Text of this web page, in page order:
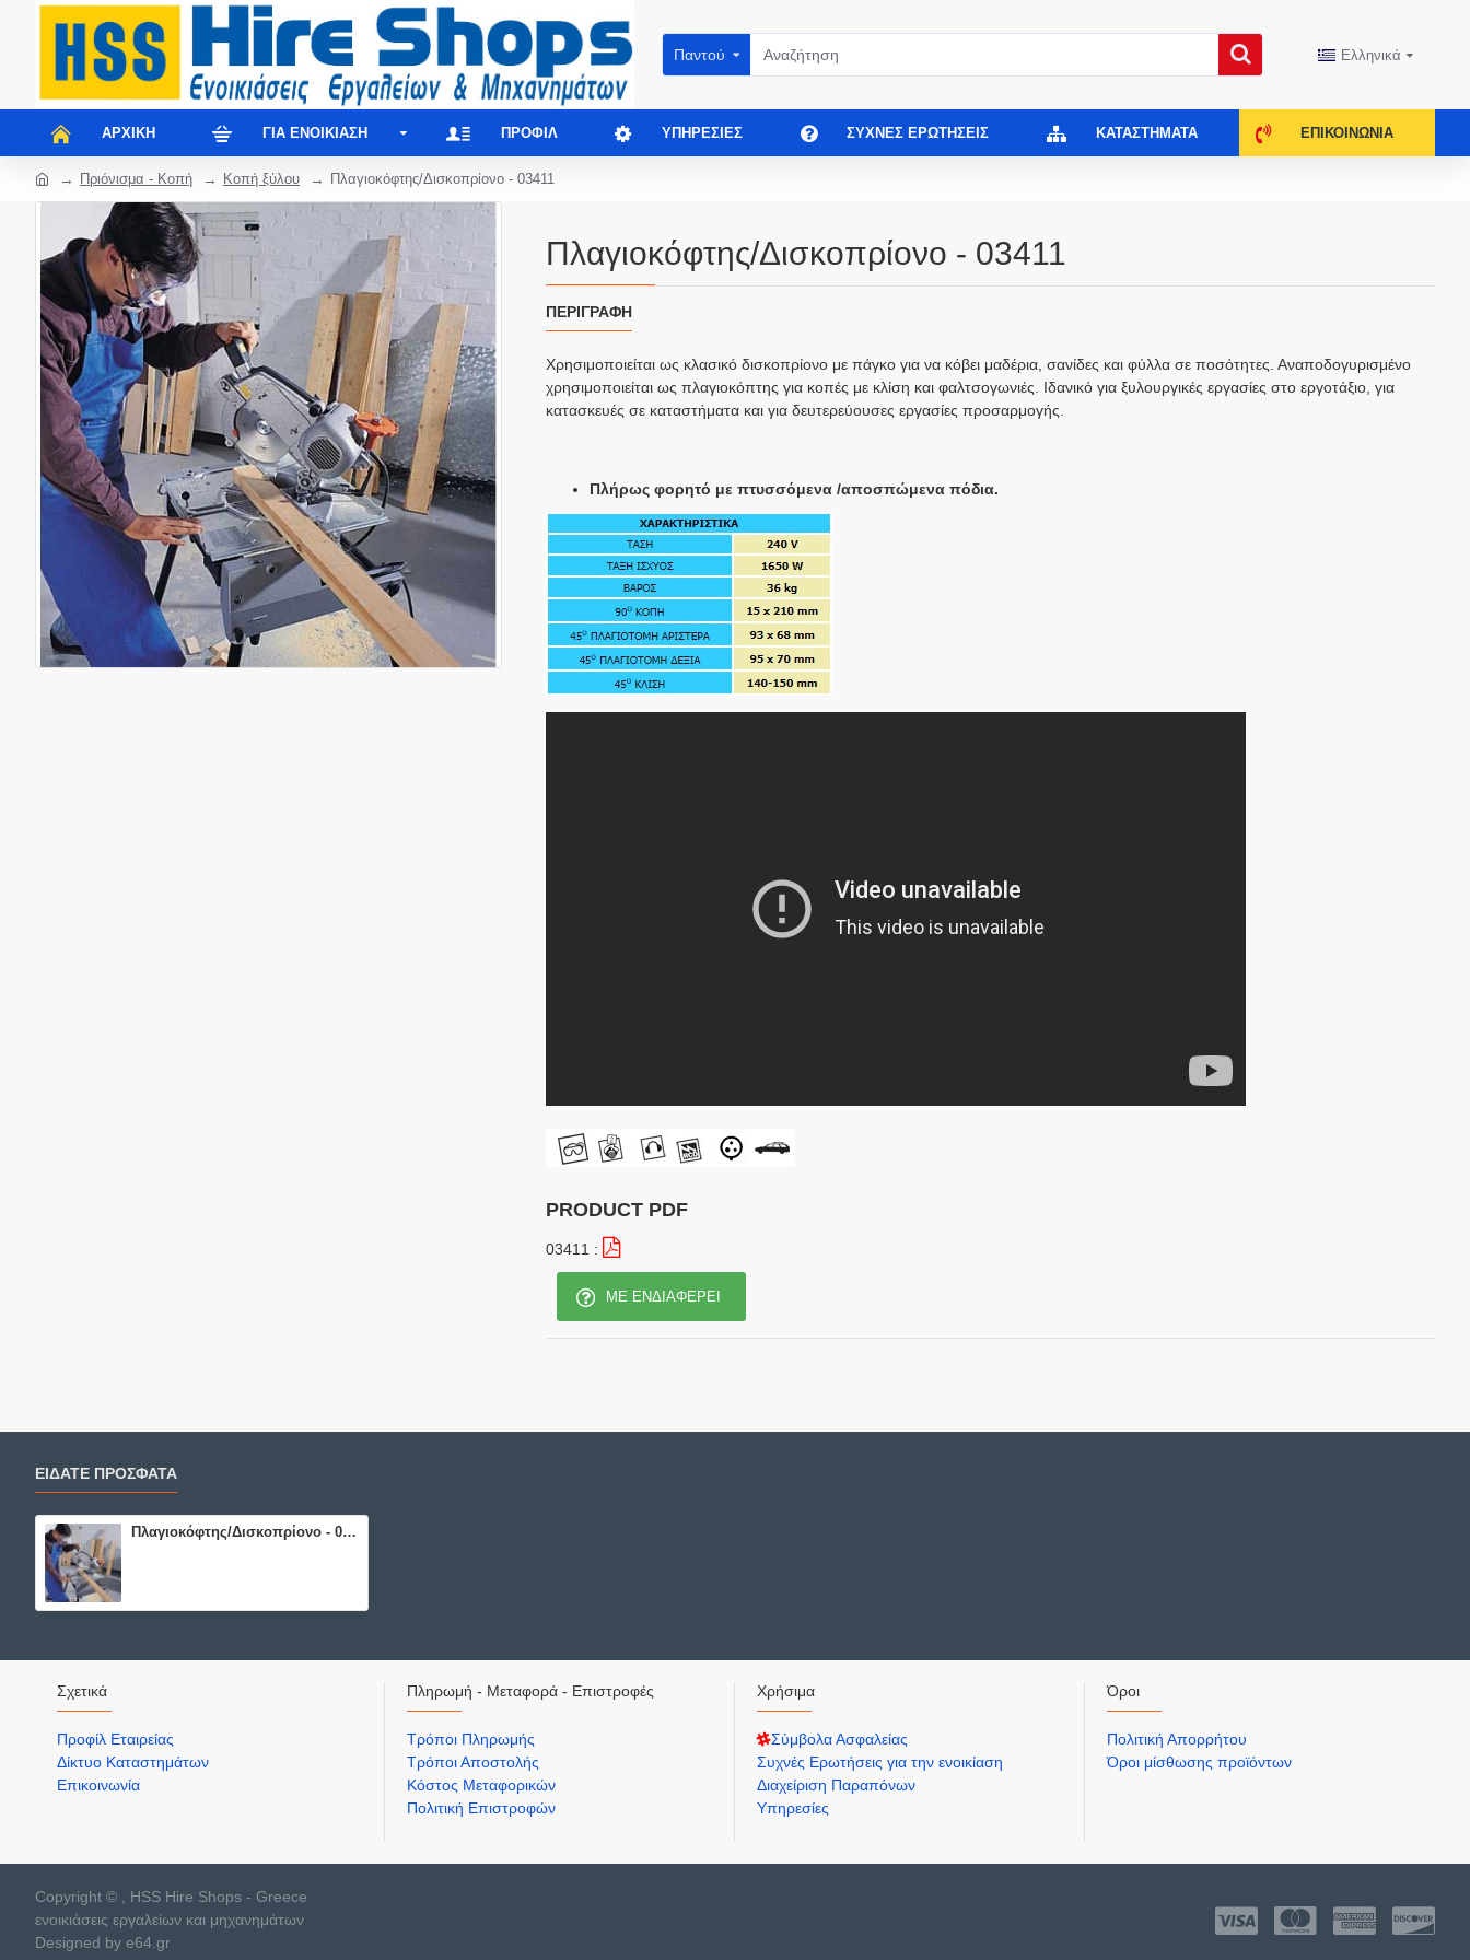
Παντού Ελληνικά
ΑΡΧΙΚΉ ΓΙΑ ΕΝΟΙΚΊΑΣΗ ΠΡΟΦΊΛ ΥΠΗΡΕΣΊΕΣ ΣΥΧΝΈΣ ΕΡΩΤΉΣΕΙΣ ΚΑΤΑΣΤΉΜΑΤΑ ΕΠΙΚΟΙΝΩΝΊΑ
Πριόνισμα - Κοπή Κοπή ξύλου Πλαγιοκόφτης/Δισκοπρίονο - 03411
Πλαγιοκόφτης/Δισκοπρίονο - 03411
ΠΕΡΙΓΡΑΦΉ
Χρησιμοποιείται ως κλασικό δισκοπρίονο με πάγκο για να κόβει μαδέρια, σανίδες και φύλλα σε ποσότητες. Αναποδογυρισμένο
χρησιμοποιείται ως πλαγιοκόπτης για κοπές με κλίση και φαλτσογωνιές. Ιδανικό για ξυλουργικές εργασίες στο εργοτάξιο, για
κατασκευές σε καταστήματα και για δευτερεύουσες εργασίες προσαρμογής.
Πλήρως φορητό με πτυσσόμενα /αποσπώμενα πόδια.
PRODUCT PDF
03411 :
ΜΕ ΕΝΔΙΑΦΈΡΕΙ
ΕΙΔΑΤΕ ΠΡΟΣΦΑΤΑ
Πλαγιοκόφτης/Δισκοπρίονο - 03411
Σχετικά
Προφίλ Εταιρείας
Δίκτυο Καταστημάτων
Επικοινωνία
Πληρωμή - Μεταφορά - Επιστροφές
Τρόποι Πληρωμής
Τρόποι Αποστολής
Κόστος Μεταφορικών
Πολιτική Επιστροφών
Χρήσιμα
Σύμβολα Ασφαλείας
Συχνές Ερωτήσεις για την ενοικίαση
Διαχείριση Παραπόνων
Υπηρεσίες
Όροι
Πολιτική Απορρήτου
Όροι μίσθωσης προϊόντων
Copyright © , HSS Hire Shops - Greece
ενοικιάσεις εργαλείων και μηχανημάτων
Designed by e64.gr